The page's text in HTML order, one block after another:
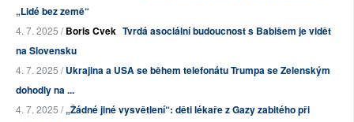
„Lidé bez země“
4. 7. 2025 /Boris Cvek Tvrdá asociální budoucnost s Babišem je vidět
na Slovensku
4. 7. 2025 /Ukrajina a USA se během telefonátu Trumpa se Zelenským
dohodly na ...
4. 7. 2025 /„Žádné jiné vysvětlení“: děti lékaře z Gazy zabitého při